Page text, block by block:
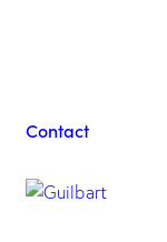
Contact